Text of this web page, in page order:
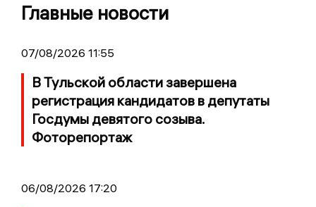
Главные новости
07/08/2026 11:55
В Тульской области завершена
регистрация кандидатов в депутаты
Госдумы девятого созыва.
Фоторепортаж
06/08/2026 17:20